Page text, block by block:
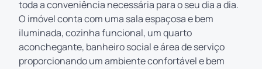
toda a conveniência necessária para o seu dia a dia.
O imóvel conta com uma sala espaçosa e bem
iluminada, cozinha funcional, um quarto
aconchegante, banheiro social e área de serviço
proporcionando um ambiente confortável e bem